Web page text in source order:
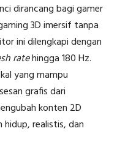
dirancang bagi gamer
3D imersif tanpa
ini dilengkapi dengan
ratehingga 180 Hz.
yang mampu
grafis dari
konten 2D
hidup, realistis, dan